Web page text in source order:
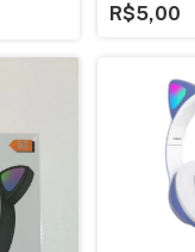
R$5,00